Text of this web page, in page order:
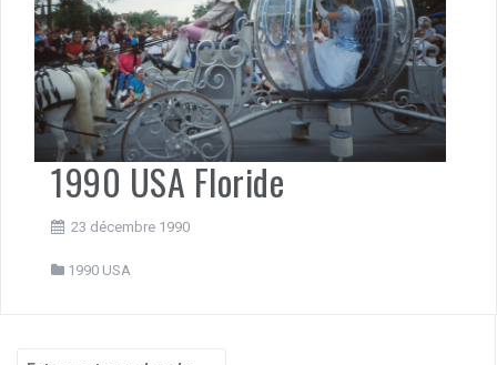
1990 USA Floride
23 décembre 1990
1990 USA